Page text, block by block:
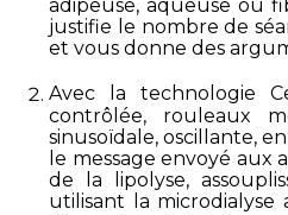
adipeuse, aqueuse ou
justifie le nombre de
et vous donne des
Avec la technologie
contrôlée, rouleaux
sinusoïdale, oscillante,
le message envoyé aux
de la lipolyse,
utilisant la